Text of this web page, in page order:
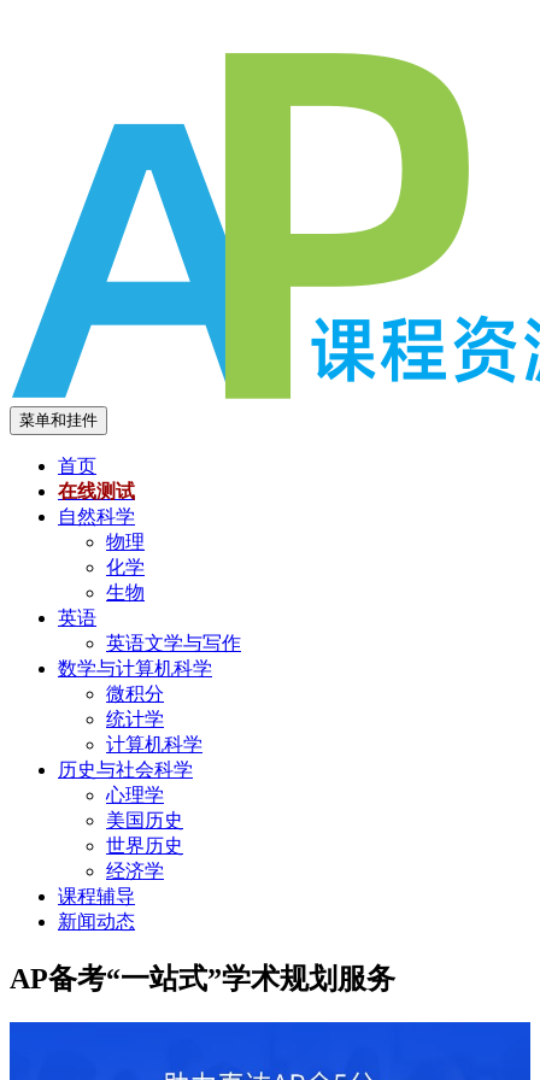
菜单和挂件
首页
在线测试
自然科学
物理
化学
生物
英语
英语文学与写作
数学与计算机科学
微积分
统计学
计算机科学
历史与社会科学
心理学
美国历史
世界历史
经济学
课程辅导
新闻动态
AP备考“一站式”学术规划服务